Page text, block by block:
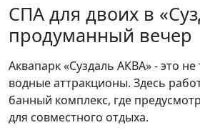
СПА для двоих в
продуманный вечер
Аквапарк «Суздаль АКВА» - это
водные аттракционы. Здесь
банный комплекс, где
для совместного отдыха.